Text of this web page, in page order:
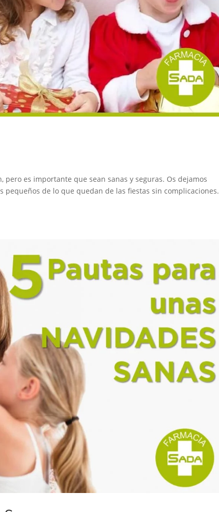
es importante que sean sanas y seguras. Os dejamos
de lo que quedan de las fiestas sin complicaciones.